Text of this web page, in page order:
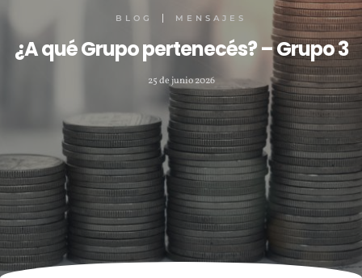
BLOG MENSAJES
¿A qué Grupo pertenecés? – Grupo 3
25 de junio 2026